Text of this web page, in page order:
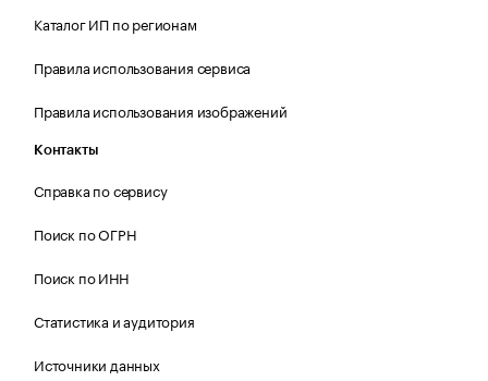
Каталог ИП по регионам
Правила использования сервиса
Правила использования изображений
Контакты
Справка по сервису
Поиск по ОГРН
Поиск по ИНН
Статистика и аудитория
Источники данных